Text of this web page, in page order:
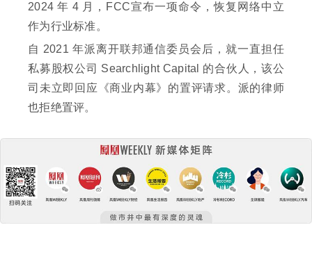
2024 年 4 月，FCC宣布一项命令，恢复网络中立
作为行业标准。
自 2021 年派离开联邦通信委员会后，就一直担任
私募股权公司 Searchlight Capital 的合伙人，该公
司未立即回应《商业内幕》的置评请求。派的律师
也拒绝置评。